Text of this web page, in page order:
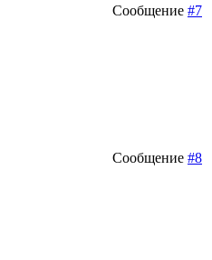
Сообщение #7
Сообщение #8